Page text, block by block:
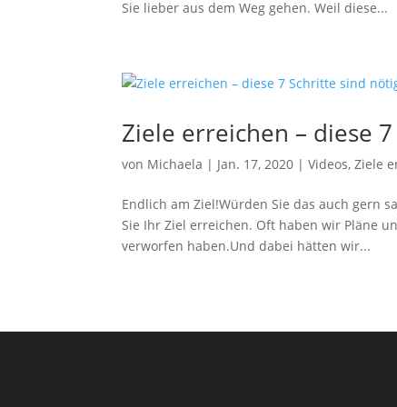
Sie lieber aus dem Weg gehen. Weil diese...
Ziele erreichen – diese
von Michaela | Jan. 17, 2020 |Videos,Ziele
Endlich am Ziel!Würden Sie das auch gern
Sie Ihr Ziel erreichen. Oft haben wir Pläne
verworfen haben.Und dabei hätten wir...